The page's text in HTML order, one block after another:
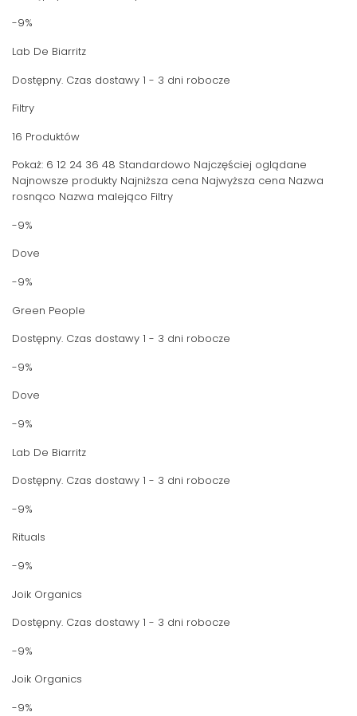
-9%
Lab De Biarritz
Dostępny. Czas dostawy 1 - 3 dni robocze
Filtry
16 Produktów
Pokaż: 6 12 24 36 48 Standardowo Najczęściej oglądane
Najnowsze produkty Najniższa cena Najwyższa cena Nazwa
rosnąco Nazwa malejąco Filtry
-9%
Dove
-9%
Green People
Dostępny. Czas dostawy 1 - 3 dni robocze
-9%
Dove
-9%
Lab De Biarritz
Dostępny. Czas dostawy 1 - 3 dni robocze
-9%
Rituals
-9%
Joik Organics
Dostępny. Czas dostawy 1 - 3 dni robocze
-9%
Joik Organics
-9%